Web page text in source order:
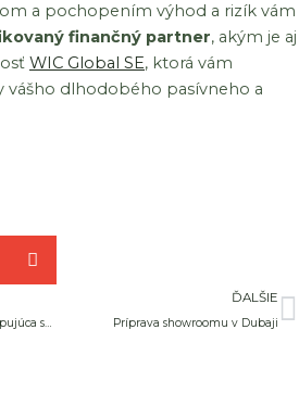
a pochopením výhod a rizík vám
finančný partner, akým je aj
WIC Global SE, ktorá vám
vášho dlhodobého pasívneho a
Diamantové topánky – Prekvapujúca spolupráca medzi spoločnosťami Nike a Tiffany
ĎALŠIE
Príprava showroomu v Dubaji